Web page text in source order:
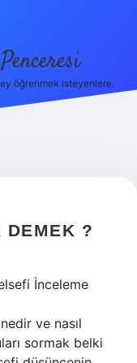
öğrenmek isteyenlere.
DEMEK ?
İnceleme
ve nasıl
sormak belki